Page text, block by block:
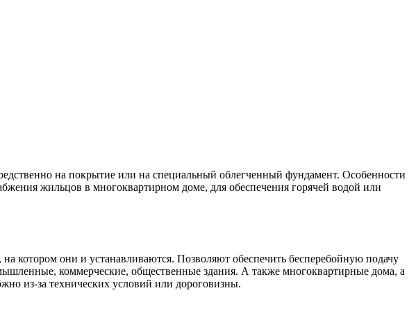
на покрытие или на специальный облегченный фундамент. Особенности
жильцов в многоквартирном доме, для обеспечения горячей водой или
котором они и устанавливаются. Позволяют обеспечить бесперебойную подачу
коммерческие, общественные здания. А также многоквартирные дома, а
из-за технических условий или дороговизны.